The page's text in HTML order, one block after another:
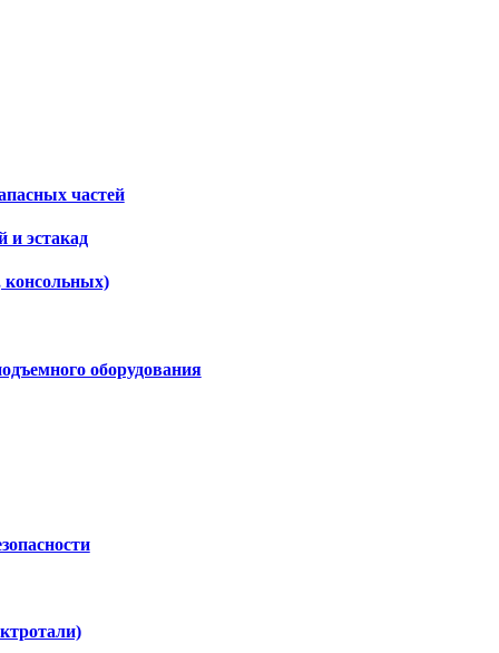
частей
и эстакад
консольных)
оборудования